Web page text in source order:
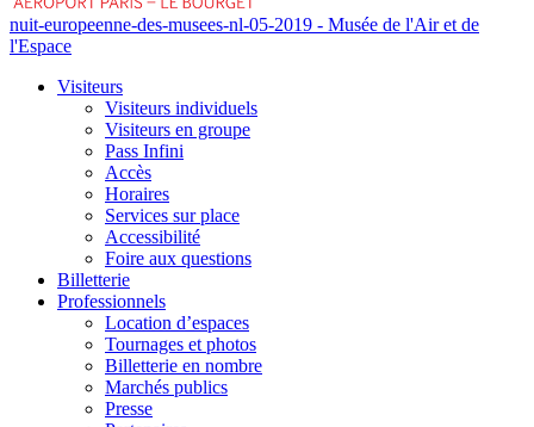
nuit-europeenne-des-musees-nl-05-2019 - Musée de l'Air et de
l'Espace
Visiteurs
Visiteurs individuels
Visiteurs en groupe
Pass Infini
Accès
Horaires
Services sur place
Accessibilité
Foire aux questions
Billetterie
Professionnels
Location d’espaces
Tournages et photos
Billetterie en nombre
Marchés publics
Presse